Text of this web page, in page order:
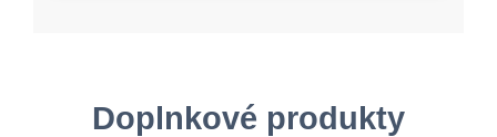
Doplnkové produkty